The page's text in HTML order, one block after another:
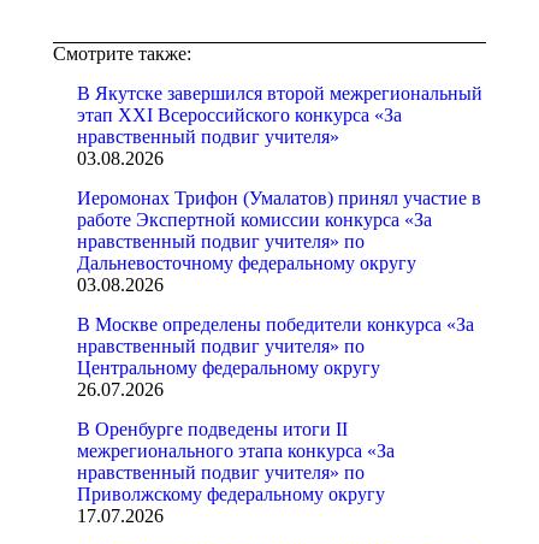
Смотрите также:
В Якутске завершился второй межрегиональный
этап XXI Всероссийского конкурса «За
нравственный подвиг учителя»
03.08.2026
Иеромонах Трифон (Умалатов) принял участие в
работе Экспертной комиссии конкурса «За
нравственный подвиг учителя» по
Дальневосточному федеральному округу
03.08.2026
В Москве определены победители конкурса «За
нравственный подвиг учителя» по
Центральному федеральному округу
26.07.2026
В Оренбурге подведены итоги II
межрегионального этапа конкурса «За
нравственный подвиг учителя» по
Приволжскому федеральному округу
17.07.2026